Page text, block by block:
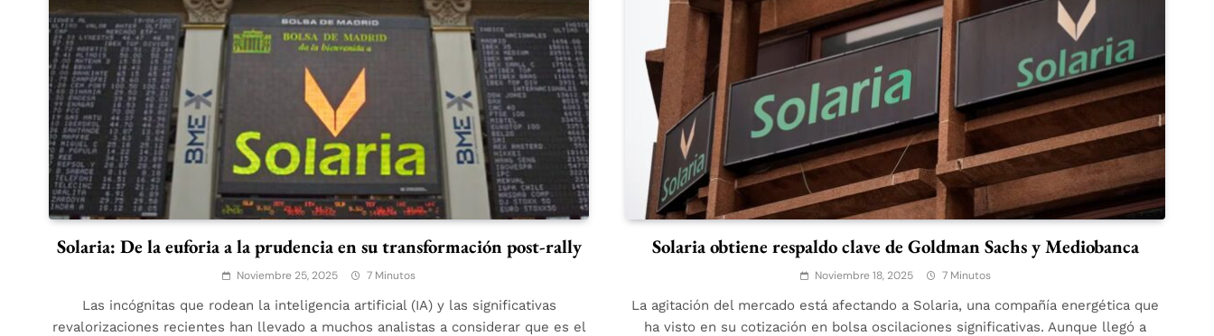
Solaria: De la euforia a la prudencia en su transformación post-rally
Noviembre 25, 2025 7 Minutos
Las incógnitas que rodean la inteligencia artificial (IA) y las significativas
revalorizaciones recientes han llevado a muchos analistas a considerar que es el
Solaria obtiene respaldo clave de Goldman Sachs y Mediobanca
Noviembre 18, 2025 7 Minutos
La agitación del mercado está afectando a Solaria, una compañía energética que
ha visto en su cotización en bolsa oscilaciones significativas. Aunque llegó a